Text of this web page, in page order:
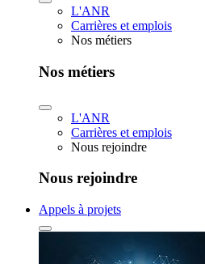
L'ANR
Carrières et emplois
Nos métiers
Nos métiers
L'ANR
Carrières et emplois
Nous rejoindre
Nous rejoindre
Appels à projets